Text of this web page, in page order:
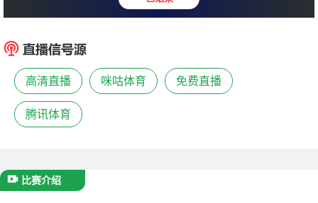
第一维也纳 0 : 0 女王公
高清直播 咪咕体育 免费直播
腾讯体育
比赛介绍